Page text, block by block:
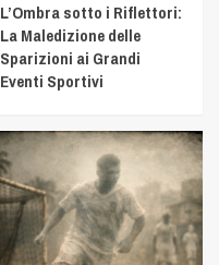
L’Ombra sotto i Riflettori:
La Maledizione delle
Sparizioni ai Grandi
Eventi Sportivi